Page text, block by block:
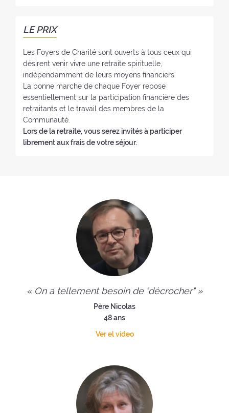
:o
:
LE PRIX
Les Foyers de Charité sont ouverts à tous ceux qui
désirent venir vivre une retraite spirituelle,
indépendamment de leurs moyens financiers.
La bonne marche de chaque Foyer repose
essentiellement sur la participation financière des
retraitants et le travail des membres de la
Communauté.
Lors de la retraite, vous serez invités à participer
librement aux frais de votre séjour.
« On a tellement besoin de "décrocher" »
Père Nicolas
48 ans
Ver el video